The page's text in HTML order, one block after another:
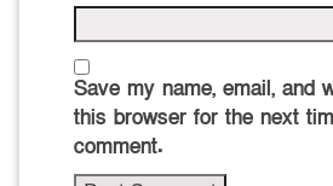
Save my name, email, and
this browser for the next
comment.